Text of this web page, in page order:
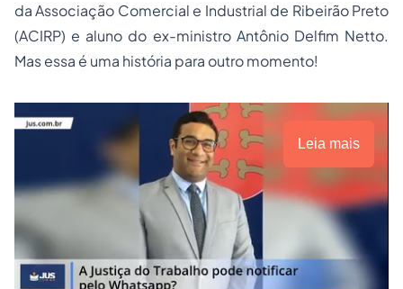
da Associação Comercial e Industrial de Ribeirão Preto
(ACIRP) e aluno do ex-ministro Antônio Delfim Netto.
Mas essa é uma história para outro momento!
Leia mais